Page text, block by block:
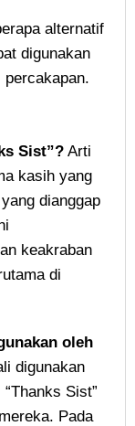
alternatif
digunakan
Sist”? Arti
kasih yang
dianggap
keakraban
di
oleh
digunakan
Sist”
Pada